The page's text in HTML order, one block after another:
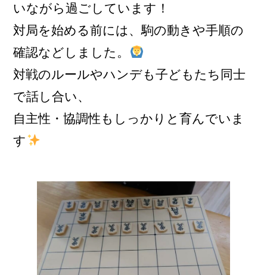
いながら過ごしています！
対局を始める前には、駒の動きや手順の
確認などしました。
対戦のルールやハンデも子どもたち同士
で話し合い、
自主性・協調性もしっかりと育んでいま
す